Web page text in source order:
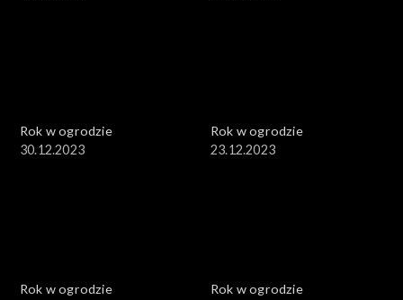
Rok w ogrodzie
30.12.2023
Rok w ogrodzie
23.12.2023
Rok w ogrodzie
Rok w ogrodzie